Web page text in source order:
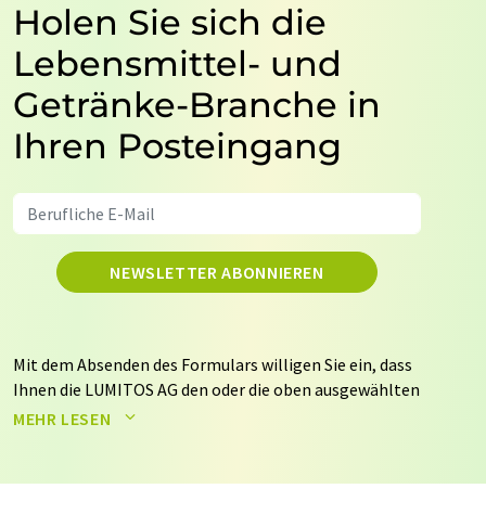
Holen Sie sich die
Lebensmittel- und
Getränke-Branche in
Ihren Posteingang
NEWSLETTER ABONNIEREN
Mit dem Absenden des Formulars willigen Sie ein, dass
Ihnen die LUMITOS AG den oder die oben ausgewählten
Newsletter per E-Mail zusendet. Ihre Daten werden
auf Basis unsererDatenschutzerklärung. LUMITOS darf
MEHR LESEN